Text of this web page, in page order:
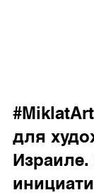
#MiklatArt
для
Израиле.